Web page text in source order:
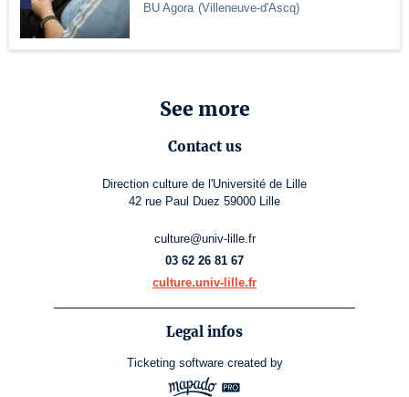
BU Agora (Villeneuve-d'Ascq)
See more
Contact us
Direction culture de l'Université de Lille
42 rue Paul Duez 59000 Lille
culture@univ-lille.fr
03 62 26 81 67
culture.univ-lille.fr
Legal infos
Ticketing software created by